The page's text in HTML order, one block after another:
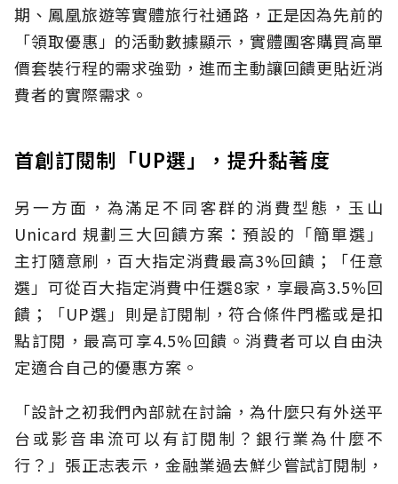
期、鳳凰旅遊等實體旅行社通路，正是因為先前的
「領取優惠」的活動數據顯示，實體團客購買高單
價套裝行程的需求強勁，進而主動讓回饋更貼近消
費者的實際需求。
首創訂閱制「UP選」，提升黏著度
另一方面，為滿足不同客群的消費型態，玉山
Unicard 規劃三大回饋方案：預設的「簡單選」
主打隨意刷，百大指定消費最高3%回饋；「任意
選」可從百大指定消費中任選8家，享最高3.5%回
饋；「UP選」則是訂閱制，符合條件門檻或是扣
點訂閱，最高可享4.5%回饋。消費者可以自由決
定適合自己的優惠方案。
「設計之初我們內部就在討論，為什麼只有外送平
台或影音串流可以有訂閱制？銀行業為什麼不
行？」張正志表示，金融業過去鮮少嘗試訂閱制，